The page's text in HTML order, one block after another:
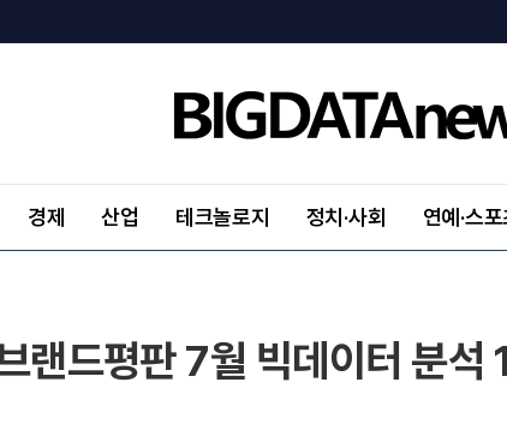
경제 산업 테크놀로지 정치·사회 연예·스
랜드평판 7월 빅데이터 분